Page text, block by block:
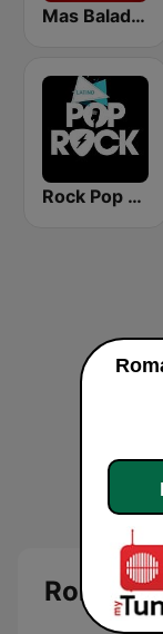
Mas Baladas Estéreo
Rock Pop Latino